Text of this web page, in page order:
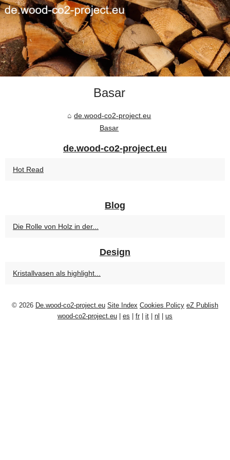
Basar
de.wood-co2-project.eu
Basar
de.wood-co2-project.eu
Hot Read
Blog
Die Rolle von Holz in der...
Design
Kristallvasen als highlight...
© 2026 De.wood-co2-project.eu Site Index Cookies Policy eZ Publish
wood-co2-project.eu
es fr it nl us